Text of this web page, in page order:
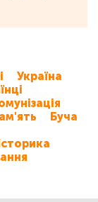
Україна
Буча